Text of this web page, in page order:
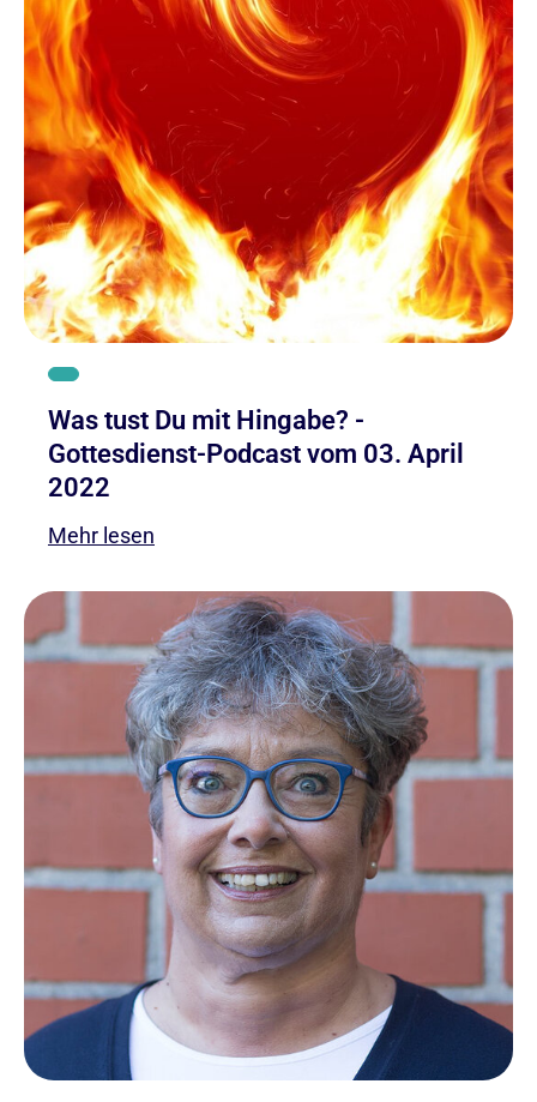
Was tust Du mit Hingabe? -
Gottesdienst-Podcast vom 03. April
2022
Mehr lesen